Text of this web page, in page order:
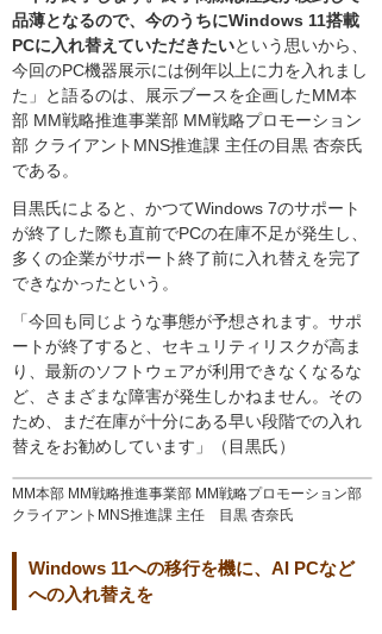
MM本部 MM戦略推進事業部 MM戦略プロモーション部
クライアントMNS推進課 主任 目黒 杏奈氏
品薄となるので、今のうちにWindows 11搭載
PCに入れ替えていただきたいという思いから、
今回のPC機器展示には例年以上に力を入れまし
た」と語るのは、展示ブースを企画したMM本
部 MM戦略推進事業部 MM戦略プロモーション
部 クライアントMNS推進課 主任の目黒 杏奈氏
である。
目黒氏によると、かつてWindows 7のサポート
が終了した際も直前でPCの在庫不足が発生し、
多くの企業がサポート終了前に入れ替えを完了
できなかったという。
「今回も同じような事態が予想されます。サポ
ートが終了すると、セキュリティリスクが高ま
り、最新のソフトウェアが利用できなくなるな
ど、さまざまな障害が発生しかねません。その
ため、まだ在庫が十分にある早い段階での入れ
替えをお勧めしています」（目黒氏）
Windows 11への移行を機に、AI PCなど
への入れ替えを